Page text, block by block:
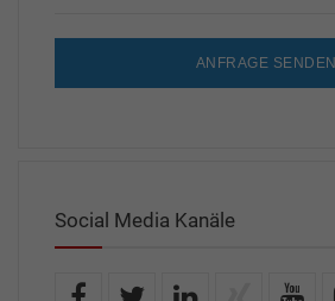
ANFRAGE SENDEN
Social Media Kanäle